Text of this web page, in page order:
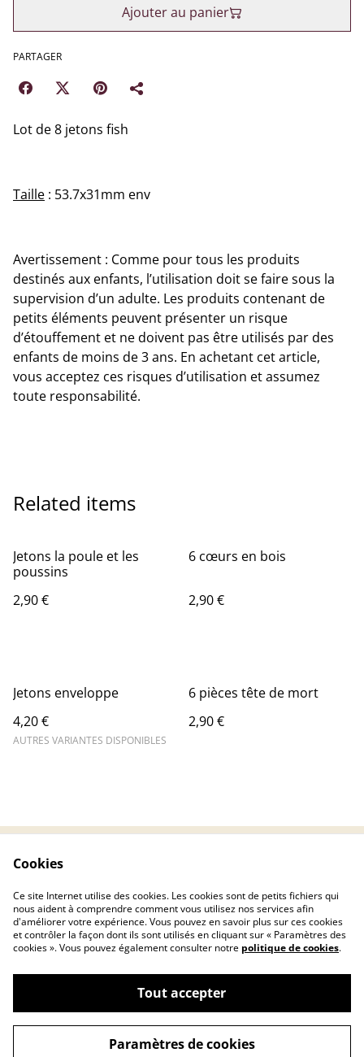
Ajouter au panier
PARTAGER
Lot de 8 jetons fish
Taille : 53.7x31mm env
Avertissement : Comme pour tous les produits
destinés aux enfants, l’utilisation doit se faire sous la
supervision d’un adulte. Les produits contenant de
petits éléments peuvent présenter un risque
d’étouffement et ne doivent pas être utilisés par des
enfants de moins de 3 ans. En achetant cet article,
vous acceptez ces risques d’utilisation et assumez
toute responsabilité.
Related items
Jetons la poule et les
poussins
2,90 €
6 cœurs en bois
2,90 €
Jetons enveloppe
4,20 €
AUTRES VARIANTES DISPONIBLES
6 pièces tête de mort
2,90 €
Politique de
confidentialité
Politique de cookies
©2026Chryscreativ
Cookies
Ce site Internet utilise des cookies. Les cookies sont de petits fichiers qui
nous aident à comprendre comment vous utilisez nos services afin
d'améliorer votre expérience. Vous pouvez en savoir plus sur ces cookies
et contrôler la façon dont ils sont utilisés en cliquant sur « Paramètres des
cookies ». Vous pouvez également consulter notre politique de cookies.
Tout accepter
Paramètres de cookies